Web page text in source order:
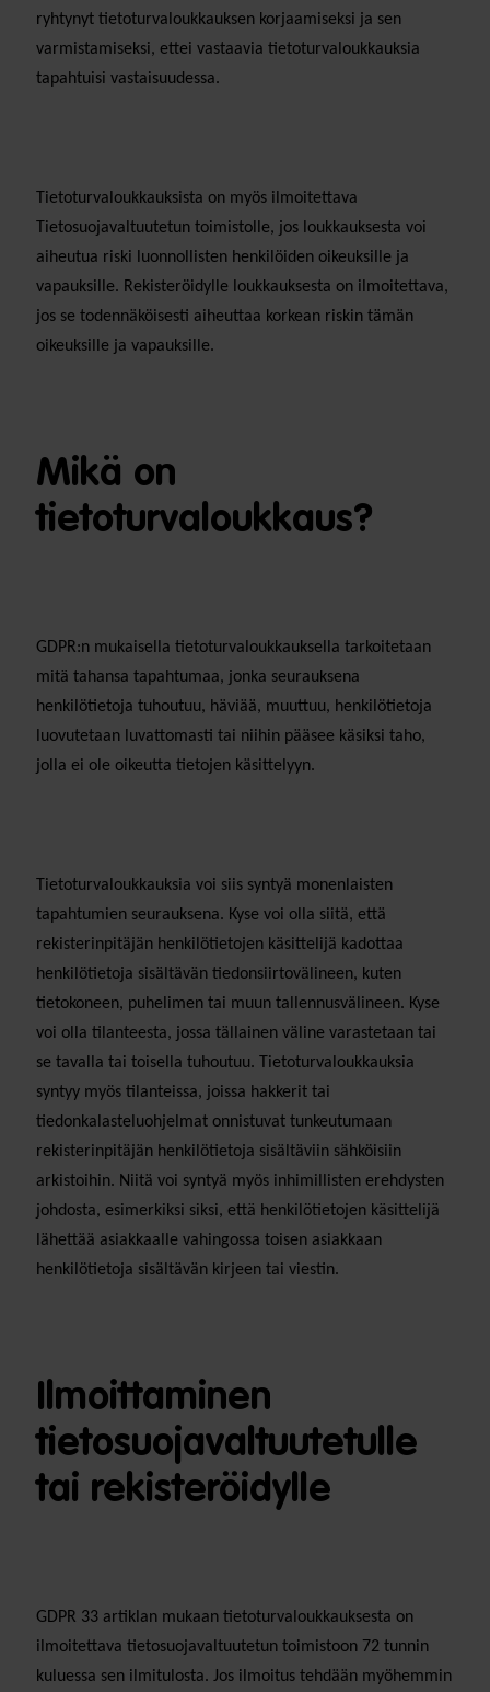
ryhtynyt tietoturvaloukkauksen korjaamiseksi ja sen
varmistamiseksi, ettei vastaavia tietoturvaloukkauksia
tapahtuisi vastaisuudessa.
Tietoturvaloukkauksista on myös ilmoitettava
Tietosuojavaltuutetun toimistolle, jos loukkauksesta voi
aiheutua riski luonnollisten henkilöiden oikeuksille ja
vapauksille. Rekisteröidylle loukkauksesta on ilmoitettava,
jos se todennäköisesti aiheuttaa korkean riskin tämän
oikeuksille ja vapauksille.
Mikä on
tietoturvaloukkaus?
GDPR:n mukaisella tietoturvaloukkauksella tarkoitetaan
mitä tahansa tapahtumaa, jonka seurauksena
henkilötietoja tuhoutuu, häviää, muuttuu, henkilötietoja
luovutetaan luvattomasti tai niihin pääsee käsiksi taho,
jolla ei ole oikeutta tietojen käsittelyyn.
Tietoturvaloukkauksia voi siis syntyä monenlaisten
tapahtumien seurauksena. Kyse voi olla siitä, että
rekisterinpitäjän henkilötietojen käsittelijä kadottaa
henkilötietoja sisältävän tiedonsiirtovälineen, kuten
tietokoneen, puhelimen tai muun tallennusvälineen. Kyse
voi olla tilanteesta, jossa tällainen väline varastetaan tai
se tavalla tai toisella tuhoutuu. Tietoturvaloukkauksia
syntyy myös tilanteissa, joissa hakkerit tai
tiedonkalasteluohjelmat onnistuvat tunkeutumaan
rekisterinpitäjän henkilötietoja sisältäviin sähköisiin
arkistoihin. Niitä voi syntyä myös inhimillisten erehdysten
johdosta, esimerkiksi siksi, että henkilötietojen käsittelijä
lähettää asiakkaalle vahingossa toisen asiakkaan
henkilötietoja sisältävän kirjeen tai viestin.
Ilmoittaminen
tietosuojavaltuutetulle
tai rekisteröidylle
GDPR 33 artiklan mukaan tietoturvaloukkauksesta on
ilmoitettava tietosuojavaltuutetun toimistoon 72 tunnin
kuluessa sen ilmitulosta. Jos ilmoitus tehdään myöhemmin